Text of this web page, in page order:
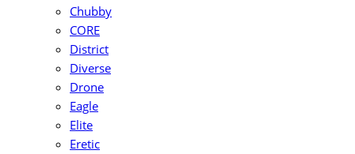
Chubby
CORE
District
Diverse
Drone
Eagle
Elite
Eretic